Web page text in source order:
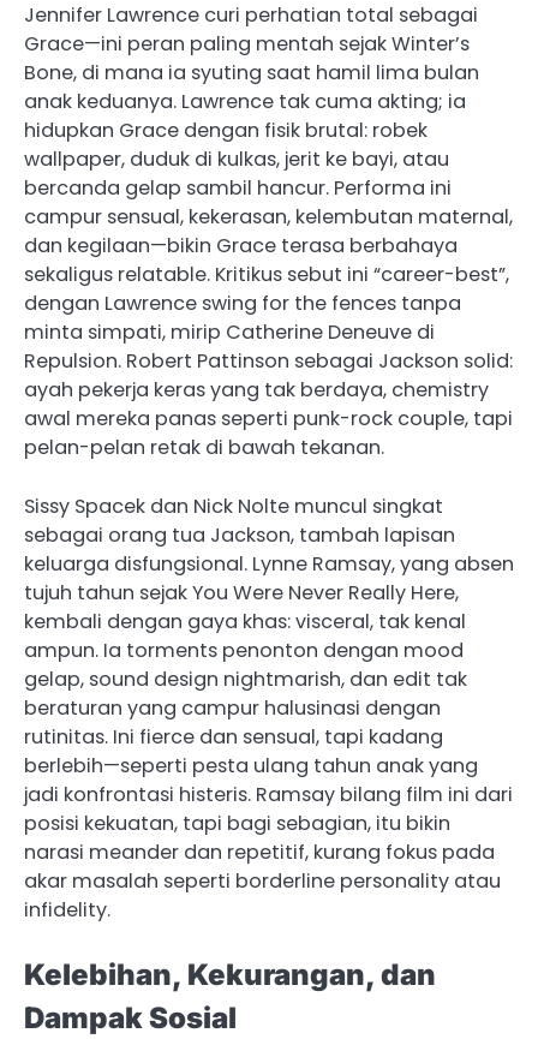
Jennifer Lawrence curi perhatian total sebagai
Grace—ini peran paling mentah sejak Winter’s
Bone, di mana ia syuting saat hamil lima bulan
anak keduanya. Lawrence tak cuma akting; ia
hidupkan Grace dengan fisik brutal: robek
wallpaper, duduk di kulkas, jerit ke bayi, atau
bercanda gelap sambil hancur. Performa ini
campur sensual, kekerasan, kelembutan maternal,
dan kegilaan—bikin Grace terasa berbahaya
sekaligus relatable. Kritikus sebut ini “career-best”,
dengan Lawrence swing for the fences tanpa
minta simpati, mirip Catherine Deneuve di
Repulsion. Robert Pattinson sebagai Jackson solid:
ayah pekerja keras yang tak berdaya, chemistry
awal mereka panas seperti punk-rock couple, tapi
pelan-pelan retak di bawah tekanan.
Sissy Spacek dan Nick Nolte muncul singkat
sebagai orang tua Jackson, tambah lapisan
keluarga disfungsional. Lynne Ramsay, yang absen
tujuh tahun sejak You Were Never Really Here,
kembali dengan gaya khas: visceral, tak kenal
ampun. Ia torments penonton dengan mood
gelap, sound design nightmarish, dan edit tak
beraturan yang campur halusinasi dengan
rutinitas. Ini fierce dan sensual, tapi kadang
berlebih—seperti pesta ulang tahun anak yang
jadi konfrontasi histeris. Ramsay bilang film ini dari
posisi kekuatan, tapi bagi sebagian, itu bikin
narasi meander dan repetitif, kurang fokus pada
akar masalah seperti borderline personality atau
infidelity.
Kelebihan, Kekurangan, dan
Dampak Sosial